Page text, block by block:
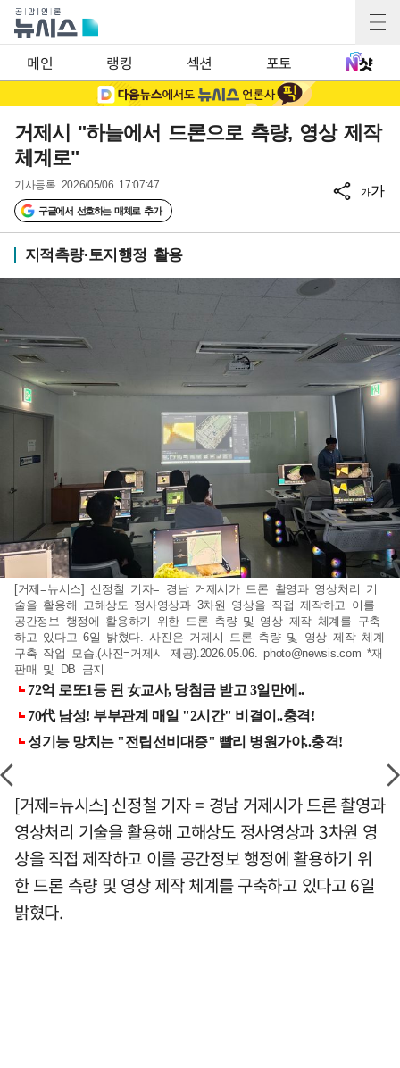
메인 랭킹 섹션 포토
거제시 "하늘에서 드론으로 측량, 영상 제작
체계로"
기사등록 2026/05/06 17:07:47
구글에서 선호하는 매체로 추가
가가
지적측량·토지행정 활용
[거제=뉴시스] 신정철 기자= 경남 거제시가 드론 촬영과 영상처리 기
술을 활용해 고해상도 정사영상과 3차원 영상을 직접 제작하고 이를
공간정보 행정에 활용하기 위한 드론 측량 및 영상 제작 체계를 구축
하고 있다고 6일 밝혔다. 사진은 거제시 드론 측량 및 영상 제작 체계
구축 작업 모습.(사진=거제시 제공).2026.05.06.photo@newsis.com *재
판매 및 DB 금지
[거제=뉴시스] 신정철 기자 = 경남 거제시가 드론 촬영과
영상처리 기술을 활용해 고해상도 정사영상과 3차원 영
상을 직접 제작하고 이를 공간정보 행정에 활용하기 위
한 드론 측량 및 영상 제작 체계를 구축하고 있다고 6일
밝혔다.